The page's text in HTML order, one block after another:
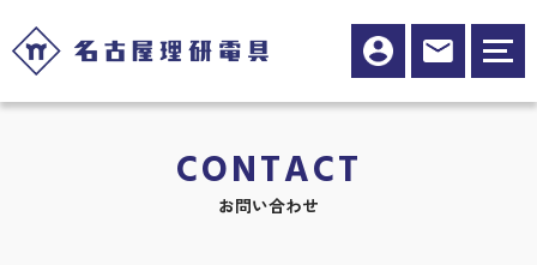
CONTACT
お問い合わせ